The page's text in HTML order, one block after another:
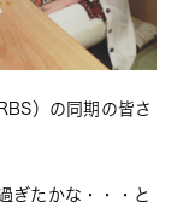
）の同期の皆さ
ぎたかな・・・と